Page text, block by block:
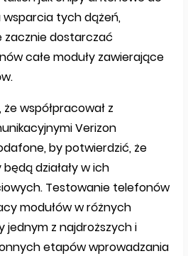
wsparcia tych dążeń,
zacznie dostarczać
całe moduły zawierające
współpracował z
Verizon
by potwierdzić, że
działały w ich
Testowanie telefonów
modułów w różnych
jednym z najdroższych i
etapów wprowadzania